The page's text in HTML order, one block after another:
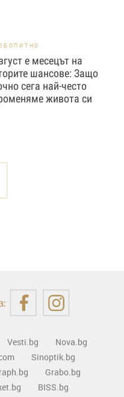
е месецът на
шансове: Защо
сега най-често
живота си
Vesti.bg
Nova.bg
Sinoptik.bg
Grabo.bg
BISS.bg